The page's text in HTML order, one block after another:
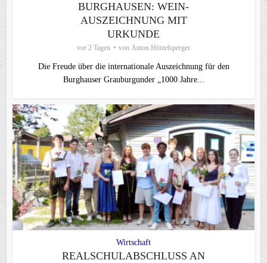
BURGHAUSEN: WEIN-
AUSZEICHNUNG MIT
URKUNDE
vor 2 Tagen von Anton Hötzelsperger
Die Freude über die internationale Auszeichnung für den
Burghauser Grauburgunder „1000 Jahre...
Wirtschaft
REALSCHULABSCHLUSS AN